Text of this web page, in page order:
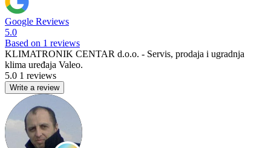
Google Reviews
5.0
Based on 1 reviews
KLIMATRONIK CENTAR d.o.o. - Servis, prodaja i ugradnja
klima uređaja Valeo.
5.0 1 reviews
Write a review